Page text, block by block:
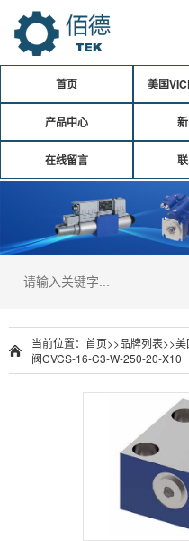
首页 美国
产品中心
在线留言
当前位置： 首页>>品牌列表>>美
阀CVCS-16-C3-W-250-20-X10